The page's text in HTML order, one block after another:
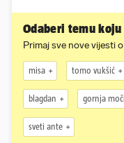
Odaberi temu
Primaj sve nove vijesti
misa tomo vukšić
blagdan gornja
sveti ante